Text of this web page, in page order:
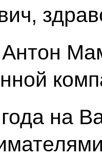
на